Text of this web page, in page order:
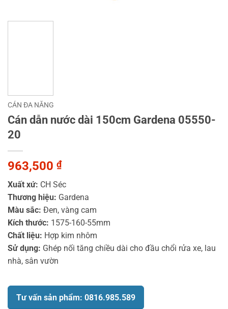
CÁN ĐA NĂNG
Cán dẫn nước dài 150cm Gardena 05550-
20
963,500 ₫
Xuất xứ: CH Séc
Thương hiệu: Gardena
Màu sắc: Đen, vàng cam
Kích thước: 1575-160-55mm
Chất liệu: Hợp kim nhôm
Sử dụng: Ghép nối tăng chiều dài cho đầu chổi rửa xe, lau
nhà, sân vườn
Tư vấn sản phẩm: 0816.985.589